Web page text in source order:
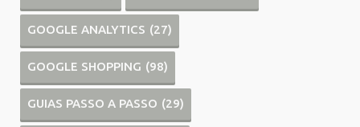
GOOGLE ANALYTICS (27)
GOOGLE SHOPPING (98)
GUIAS PASSO A PASSO (29)